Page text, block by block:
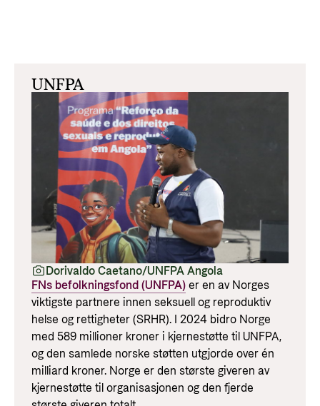
UNFPA
Dorivaldo Caetano/UNFPA Angola
FNs befolkningsfond (UNFPA)er en av Norges
viktigste partnere innen seksuell og reproduktiv
helse og rettigheter (SRHR). I 2024 bidro Norge
med 589 millioner kroner i kjernestøtte til UNFPA,
og den samlede norske støtten utgjorde over én
milliard kroner. Norge er den største giveren av
kjernestøtte til organisasjonen og den fjerde